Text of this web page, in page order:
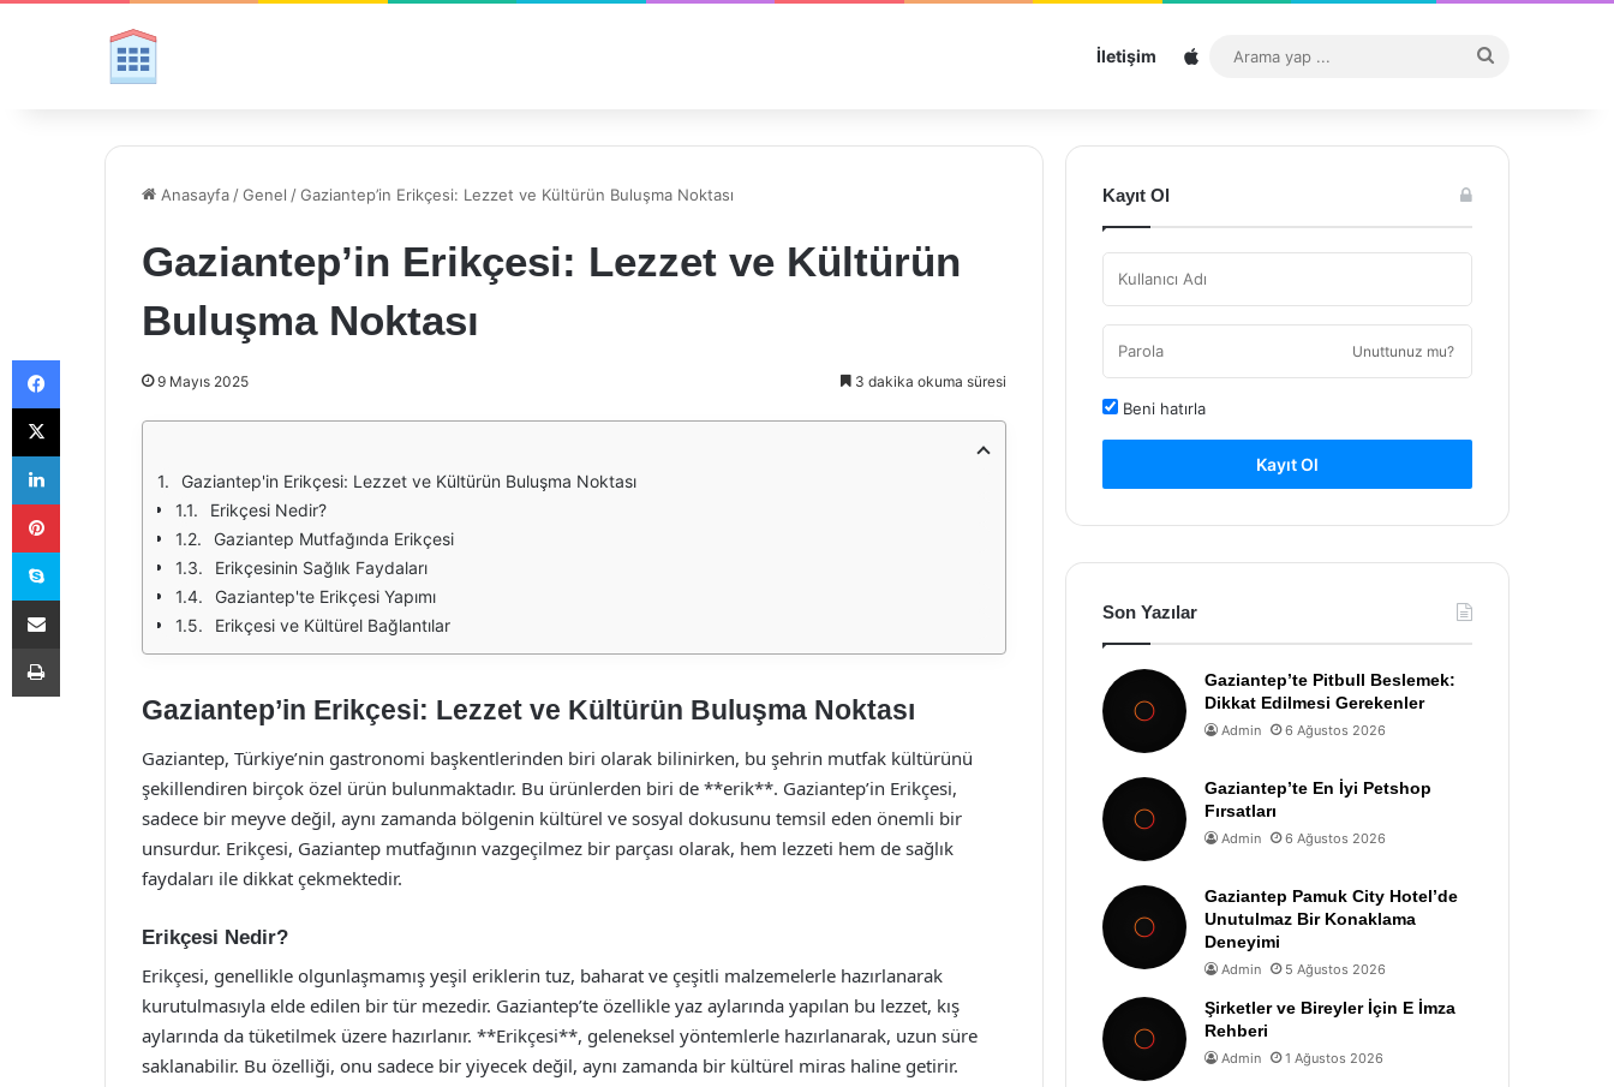
İletişim Sitemap
...
Anasayfa /Genel /Gaziantep’in Erikçesi: Lezzet ve Kültürün Buluşma Noktası
Gaziantep’in Erikçesi: Lezzet ve Kültürün
Buluşma Noktası
9 Mayıs 2025 3 dakika okuma süresi
Gaziantep'in Erikçesi: Lezzet ve Kültürün Buluşma Noktası
Erikçesi Nedir?
Gaziantep Mutfağında Erikçesi
Erikçesinin Sağlık Faydaları
Gaziantep'te Erikçesi Yapımı
Erikçesi ve Kültürel Bağlantılar
Gaziantep’in Erikçesi: Lezzet ve Kültürün Buluşma Noktası
Gaziantep, Türkiye’nin gastronomi başkentlerinden biri olarak bilinirken, bu şehrin mutfak kültürünü
şekillendiren birçok özel ürün bulunmaktadır. Bu ürünlerden biri de **erik**. Gaziantep’in Erikçesi,
sadece bir meyve değil, aynı zamanda bölgenin kültürel ve sosyal dokusunu temsil eden önemli bir
unsurdur. Erikçesi, Gaziantep mutfağının vazgeçilmez bir parçası olarak, hem lezzeti hem de sağlık
faydaları ile dikkat çekmektedir.
Erikçesi Nedir?
Erikçesi, genellikle olgunlaşmamış yeşil eriklerin tuz, baharat ve çeşitli malzemelerle hazırlanarak
kurutulmasıyla elde edilen bir tür mezedir. Gaziantep’te özellikle yaz aylarında yapılan bu lezzet, kış
aylarında da tüketilmek üzere hazırlanır. **Erikçesi**, geleneksel yöntemlerle hazırlanarak, uzun süre
saklanabilir. Bu özelliği, onu sadece bir yiyecek değil, aynı zamanda bir kültürel miras haline getirir.
Kayıt Ol
Unuttunuz mu?
Beni hatırla
Kayıt Ol
Son Yazılar
Gaziantep’te Pitbull Beslemek:
Dikkat Edilmesi Gerekenler
Admin 6 Ağustos 2026
Gaziantep’te En İyi Petshop
Fırsatları
Admin 6 Ağustos 2026
Gaziantep Pamuk City Hotel’de
Unutulmaz Bir Konaklama
Deneyimi
Admin 5 Ağustos 2026
Şirketler ve Bireyler İçin E İmza
Rehberi
Admin 1 Ağustos 2026
Facebook
X
LinkedIn
Pinterest
Skype
E-Posta ile paylaş